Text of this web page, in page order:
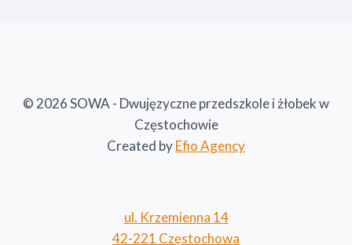
© 2026 SOWA - Dwujęzyczne przedszkole i żłobek w
Częstochowie
Created byEfio Agency
ul. Krzemienna 14
42-221 Częstochowa